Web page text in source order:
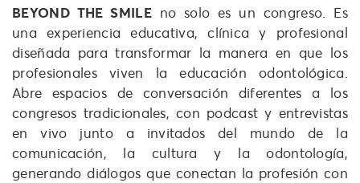
BEYOND THE SMILEno solo es un congreso. Es
una experiencia educativa, clínica y profesional
diseñada para transformar la manera en que los
profesionales viven la educación odontológica.
Abre espacios de conversación diferentes a los
congresos tradicionales, con podcast y entrevistas
en vivo junto a invitados del mundo de la
comunicación, la cultura y la odontología,
generando diálogos que conectan la profesión con